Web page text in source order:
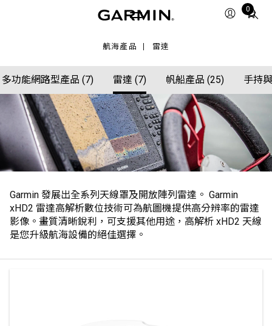
0
Total
0
航海產品 雷達
多功能網路型產品 (7) 雷達 (7) 帆船產品 (25) 手持
Garmin 發展出全系列天線罩及開放陣列雷達。 Garmin
xHD2 雷達高解析數位技術可為航圖機提供高分辨率的雷達
影像。畫質清晰銳利，可支援其他用途，高解析 xHD2 天線
是您升級航海設備的絕佳選擇。